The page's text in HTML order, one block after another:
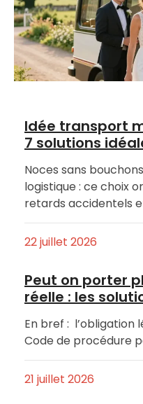
Idée transport
7 solutions
Noces sans
logistique : ce choix
retards accidentels
22 juillet 2026
Peut on porter
réelle : les
En bref : l’obligation
Code de procédure
21 juillet 2026